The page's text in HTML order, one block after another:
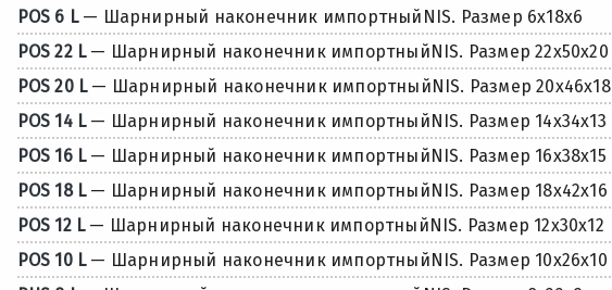
POS 6 L — Шарнирный наконечник импортныйNIS. Размер 6x18x6
POS 22 L — Шарнирный наконечник импортныйNIS. Размер 22x50x20
POS 20 L — Шарнирный наконечник импортныйNIS. Размер 20x46x18
POS 14 L — Шарнирный наконечник импортныйNIS. Размер 14x34x13
POS 16 L — Шарнирный наконечник импортныйNIS. Размер 16x38x15
POS 18 L — Шарнирный наконечник импортныйNIS. Размер 18x42x16
POS 12 L — Шарнирный наконечник импортныйNIS. Размер 12x30x12
POS 10 L — Шарнирный наконечник импортныйNIS. Размер 10x26x10